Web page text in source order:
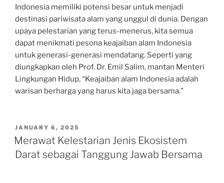
Indonesia memiliki potensi besar untuk menjadi
destinasi pariwisata alam yang unggul di dunia. Dengan
upaya pelestarian yang terus-menerus, kita semua
dapat menikmati pesona keajaiban alam Indonesia
untuk generasi-generasi mendatang. Seperti yang
diungkapkan oleh Prof. Dr. Emil Salim, mantan Menteri
Lingkungan Hidup, “Keajaiban alam Indonesia adalah
warisan berharga yang harus kita jaga bersama.”
POSTED
ON
JANUARY 6, 2025
Merawat Kelestarian Jenis Ekosistem
Darat sebagai Tanggung Jawab Bersama